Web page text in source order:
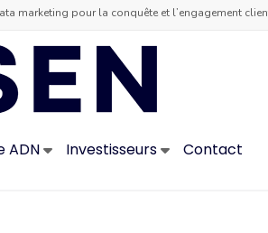
marketing pour la conquête et l’engagement
ADN Investisseurs Contact